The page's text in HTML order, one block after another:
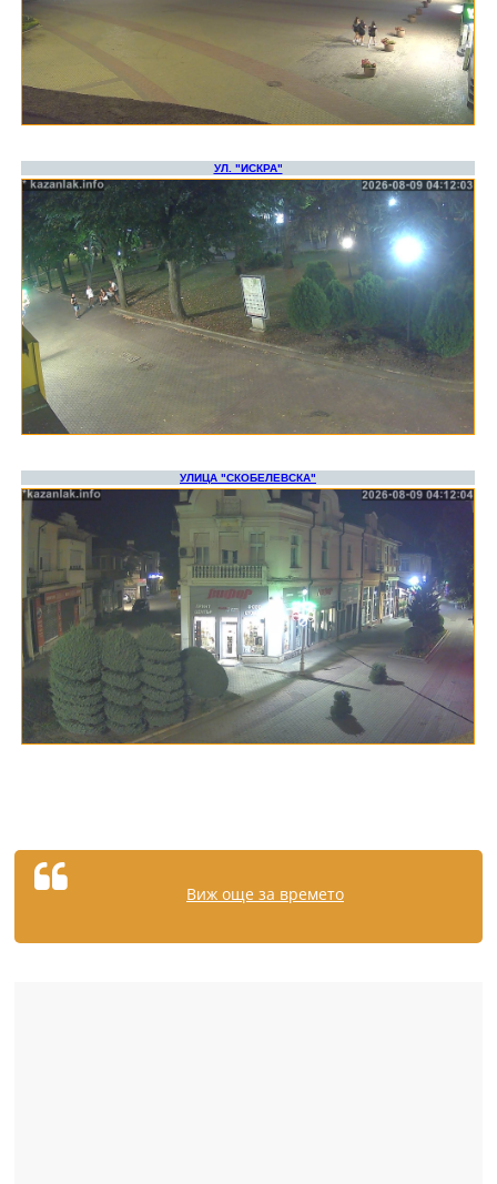
Виж още за времето